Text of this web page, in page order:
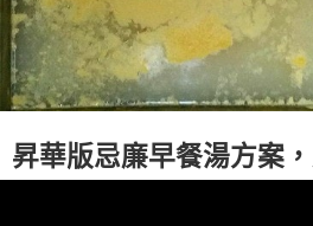
昇華版忌廉早餐湯方案